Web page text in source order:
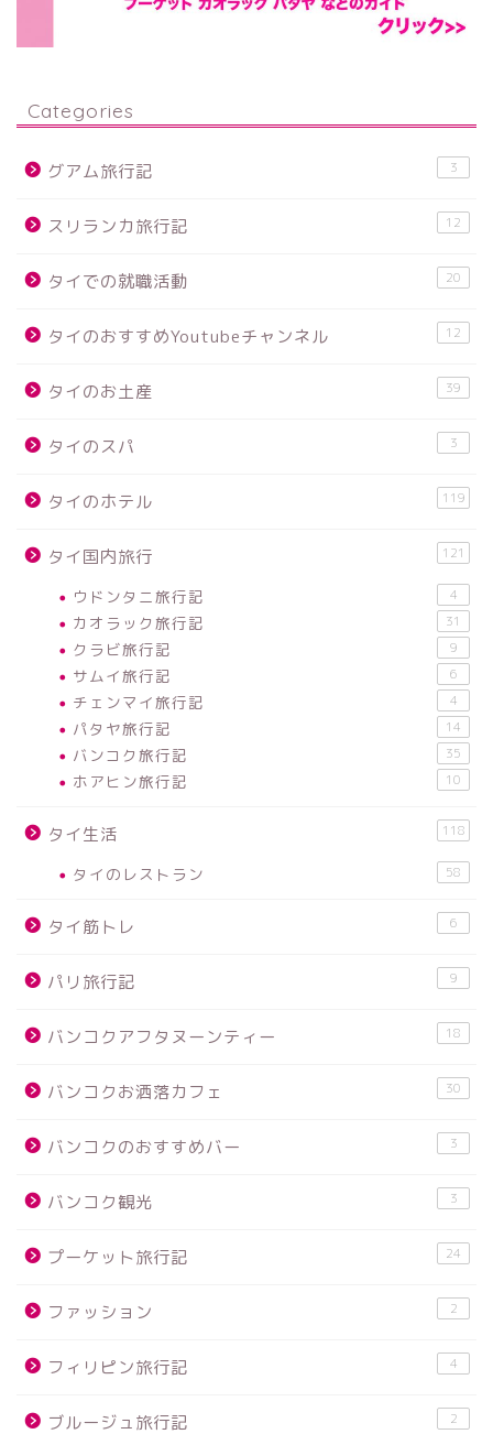
Categories
グアム旅行記 3
スリランカ旅行記 12
タイでの就職活動 20
タイのおすすめYoutubeチャンネル 12
タイのお土産 39
タイのスパ 3
タイのホテル 119
タイ国内旅行 121
ウドンタニ旅行記 4
カオラック旅行記 31
クラビ旅行記 9
サムイ旅行記 6
チェンマイ旅行記 4
パタヤ旅行記 14
バンコク旅行記 35
ホアヒン旅行記 10
タイ生活 118
タイのレストラン 58
タイ筋トレ 6
パリ旅行記 9
バンコクアフタヌーンティー 18
バンコクお洒落カフェ 30
バンコクのおすすめバー 3
バンコク観光 3
プーケット旅行記 24
ファッション 2
フィリピン旅行記 4
ブルージュ旅行記 2